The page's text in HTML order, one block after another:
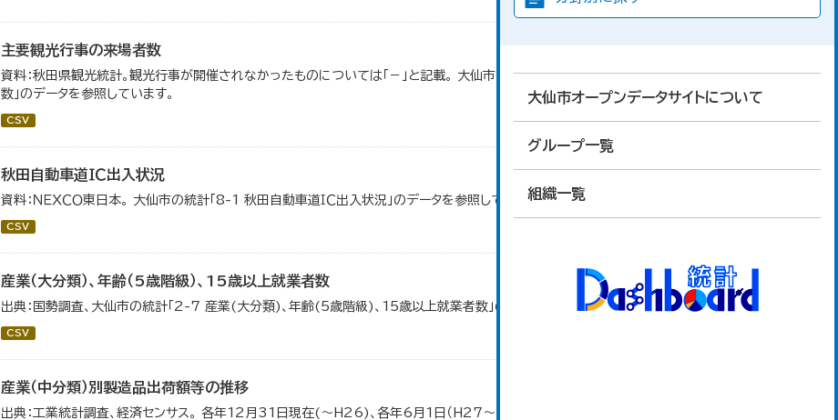
大仙市オープンデータサイトについて
グループ一覧
組織一覧
主要観光行事の来場者数
資料：秋田県観光統計。観光行事が開催されなかったものについては「－」と記載。 大仙市の統計「15-1 主要観光行事の来場者
数」のデータを参照しています。
CSV
秋田自動車道ＩＣ出入状況
資料：ＮＥＸＣＯ東日本。 大仙市の統計「8-1 秋田自動車道ＩＣ出入状況」のデータを参照しています。
CSV
産業（大分類）、年齢（5歳階級）、15歳以上就業者数
出典：国勢調査、大仙市の統計「2-7 産業(大分類)、年齢(5歳階級)、15歳以上就業者数」のデータを参照しています。
CSV
産業（中分類）別製造品出荷額等の推移
出典：工業統計調査、経済センサス。 各年12月31日現在(～H26)、各年6月1日（H27～）・平成23年のみ平成24年2月1日現